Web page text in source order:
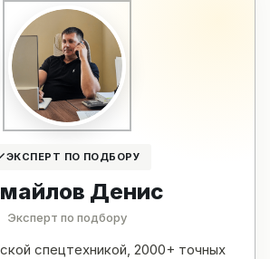
ЭКСПЕРТ ПО ПОДБОРУ
Денис
Эксперт по подбору
спецтехникой, 2000+ точных